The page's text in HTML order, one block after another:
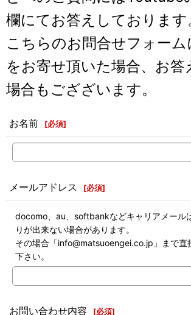
欄にてお答えしております
こちらのお問合せフォーム
をお寄せ頂いた場合、お答
場合もござざいます。
お名前 [必須]
メールアドレス [必須]
docomo、au、softbankなどキャリアメール
りが出来ない場合があります。
その場合「info@matsuoengei.co.jp」まで直
下さい。
お問い合わせ内容 [必須]